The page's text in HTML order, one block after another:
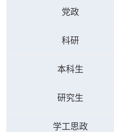
党政
科研
本科生
研究生
学工思政